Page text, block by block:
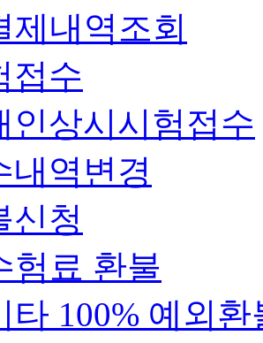
제내역조회
접수
인상시시험접수
내역변경
신청
험료 환불
타 100% 예외환